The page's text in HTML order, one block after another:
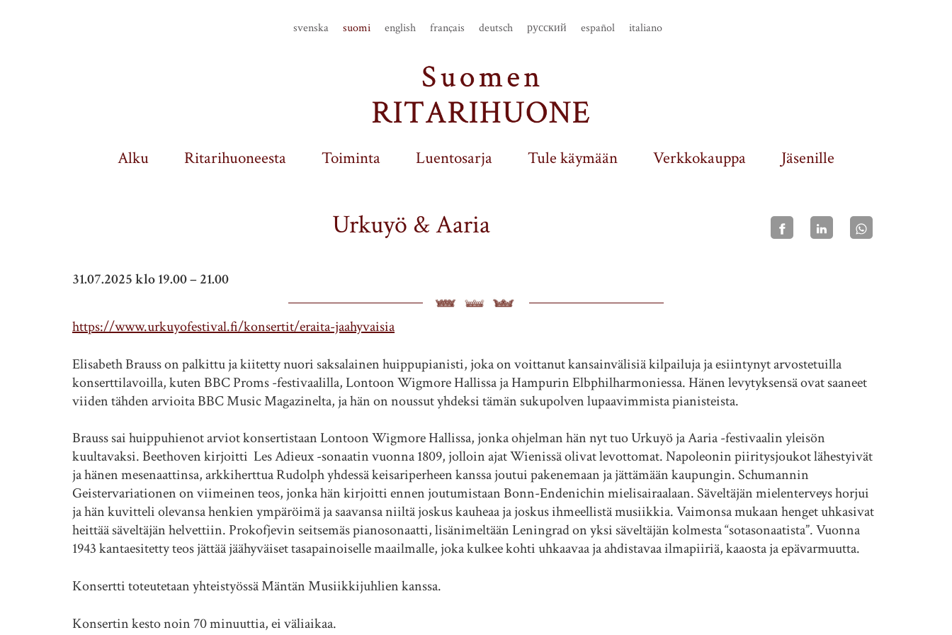
svenska suomi english français deutsch русский español italiano
Alku Ritarihuoneesta Toiminta Luentosarja Tule käymään Verkkokauppa Jäsenille
Urkuyö & Aaria
31.07.2025 klo 19.00 – 21.00
https://www.urkuyofestival.fi/konsertit/eraita-jaahyvaisia
Elisabeth Brauss on palkittu ja kiitetty nuori saksalainen huippupianisti, joka on voittanut kansainvälisiä kilpailuja ja esiintynyt arvostetuilla
konserttilavoilla, kuten BBC Proms -festivaalilla, Lontoon Wigmore Hallissa ja Hampurin Elbphilharmoniessa. Hänen levytyksensä ovat saaneet
viiden tähden arvioita BBC Music Magazinelta, ja hän on noussut yhdeksi tämän sukupolven lupaavimmista pianisteista.
Brauss sai huippuhienot arviot konsertistaan Lontoon Wigmore Hallissa, jonka ohjelman hän nyt tuo Urkuyö ja Aaria -festivaalin yleisön
kuultavaksi. Beethoven kirjoitti Les Adieux -sonaatin vuonna 1809, jolloin ajat Wienissä olivat levottomat. Napoleonin piiritysjoukot lähestyivät
ja hänen mesenaattinsa, arkkiherttua Rudolph yhdessä keisariperheen kanssa joutui pakenemaan ja jättämään kaupungin. Schumannin
Geistervariationen on viimeinen teos, jonka hän kirjoitti ennen joutumistaan Bonn-Endenichin mielisairaalaan. Säveltäjän mielenterveys horjui
ja hän kuvitteli olevansa henkien ympäröimä ja saavansa niiltä joskus kauheaa ja joskus ihmeellistä musiikkia. Vaimonsa mukaan henget uhkasivat
heittää säveltäjän helvettiin. Prokofjevin seitsemäs pianosonaatti, lisänimeltään Leningrad on yksi säveltäjän kolmesta “sotasonaatista”. Vuonna
1943 kantaesitetty teos jättää jäähyväiset tasapainoiselle maailmalle, joka kulkee kohti uhkaavaa ja ahdistavaa ilmapiiriä, kaaosta ja epävarmuutta.
Konsertti toteutetaan yhteistyössä Mäntän Musiikkijuhlien kanssa.
Konsertin kesto noin 70 minuuttia, ei väliaikaa.